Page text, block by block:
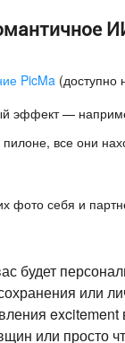
PicMa (доступно
эффект —
все они
фото себя и
будет
или
excitement
или просто